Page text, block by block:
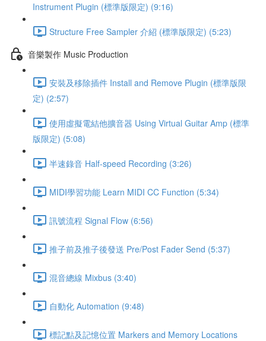
Instrument Plugin (標準版限定) (9:16)
Structure Free Sampler 介紹 (標準版限定) (5:23)
音樂製作 Music Production
安裝及移除插件 Install and Remove Plugin (標準版限
定) (2:57)
使用虛擬電結他擴音器 Using Virtual Guitar Amp (標準
版限定) (5:08)
半速錄音 Half-speed Recording (3:26)
MIDI學習功能 Learn MIDI CC Function (5:34)
訊號流程 Signal Flow (6:56)
推子前及推子後發送 Pre/Post Fader Send (5:37)
混音總線 Mixbus (3:40)
自動化 Automation (9:48)
標記點及記憶位置 Markers and Memory Locations